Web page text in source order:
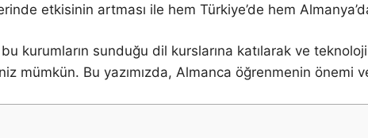
etkisinin artması ile hem Türkiye’de hem
kurumların sunduğu dil kurslarına katılarak ve
mümkün. Bu yazımızda, Almanca öğrenmenin önemi